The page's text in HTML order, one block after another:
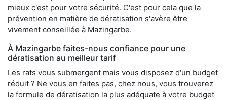
mieux c'est pour votre sécurité. C'est pour cela que la
prévention en matière de dératisation s'avère être
vivement conseillée à Mazingarbe.
À Mazingarbe faites-nous confiance pour une
dératisation au meilleur tarif
Les rats vous submergent mais vous disposez d'un budget
réduit ? Ne vous en faites pas, chez nous, vous trouverez
la formule de dératisation la plus adéquate à votre budget